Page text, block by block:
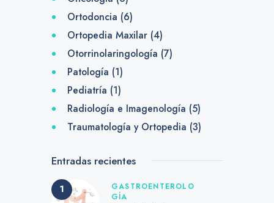
Ortodoncia (6)
Ortopedia Maxilar(4)
Otorrinolaringología (7)
Patología (1)
Pediatría (1)
Radiología e Imagenología (5)
Traumatología y Ortopedia (3)
Entradas recientes
GASTROENTEROLO
GÍA